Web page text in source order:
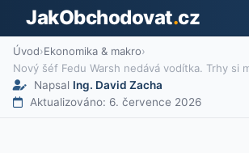
JakObchodovat.cz
Úvod›Ekonomika & makro›
Nový šéf Fedu Warsh nedává vodítka. Trhy si
Napsal Ing. David Zacha
Aktualizováno: 6. července 2026